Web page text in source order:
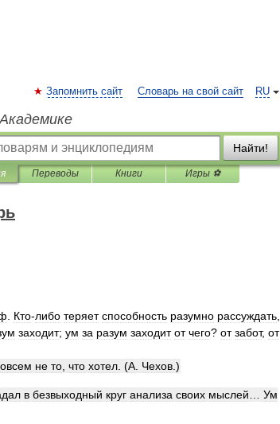
RU
Запомнить сайт Словарь на свой сайт
Найти!
Переводы Книги Игры ⚽
Кто-либо теряет способность разумно рассуждать
заходит; ум за разум заходит от чего? от забот, от
не то что хотел . (А Чехов .)
в безвыходный круг анализа своих мыслей
Ум